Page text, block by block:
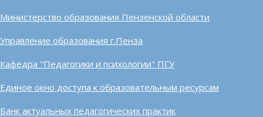
Министерство образования Пензенской области
Управление образования г.Пенза
Кафедра "Педагогики и психологии" ПГУ
Единое окно доступа к образовательным ресурсам
Банк актуальных педагогических практик